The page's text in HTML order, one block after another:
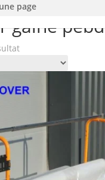
page
gaine pebd